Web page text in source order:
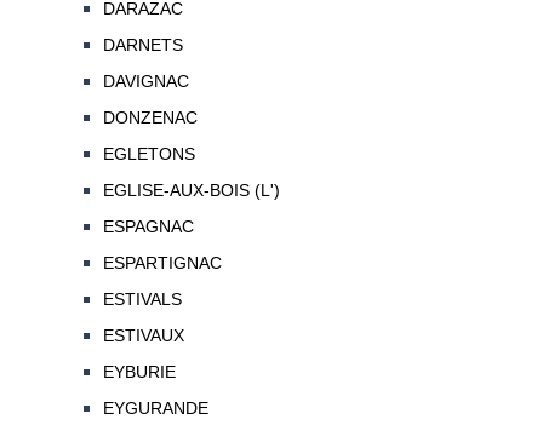
DARAZAC
DARNETS
DAVIGNAC
DONZENAC
EGLETONS
EGLISE-AUX-BOIS (L')
ESPAGNAC
ESPARTIGNAC
ESTIVALS
ESTIVAUX
EYBURIE
EYGURANDE